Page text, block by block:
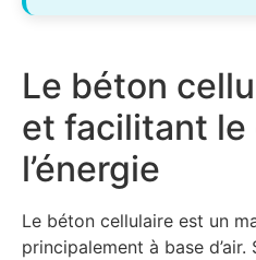
Le béton
et facilitant le
l’énergie
Le béton cellulaire est un
principalement à base